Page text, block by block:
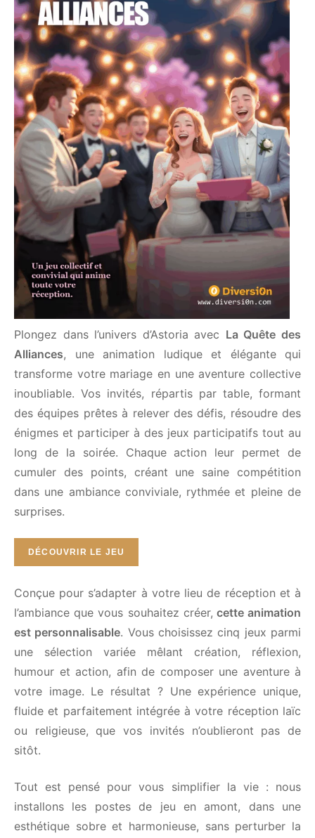
Plongez dans l’univers d’Astoria avecLa Quête des
Alliances, une animation ludique et élégante qui
transforme votre mariage en une aventure
collective inoubliable. Vos invités, répartis par
table, formant des équipes prêtes à relever des
défis, résoudre des énigmes et participer à des
jeux participatifs tout au long de la soirée. Chaque
action leur permet de cumuler des points, créant
une saine compétition dans une ambiance
conviviale, rythmée et pleine de surprises.
DÉCOUVRIR LE JEU
Conçue pour s’adapter à votre lieu de réception et
à l’ambiance que vous souhaitez créer,cette
animation est personnalisable. Vous choisissez
cinq jeux parmi une sélection variée mêlant
création, réflexion, humour et action, afin de
composer une aventure à votre image. Le résultat ?
Une expérience unique, fluide et parfaitement
intégrée à votre réception laïc ou religieuse, que
vos invités n’oublieront pas de sitôt.
Tout est pensé pour vous simplifier la vie : nous
installons les postes de jeu en amont, dans une
esthétique sobre et harmonieuse, sans perturber la